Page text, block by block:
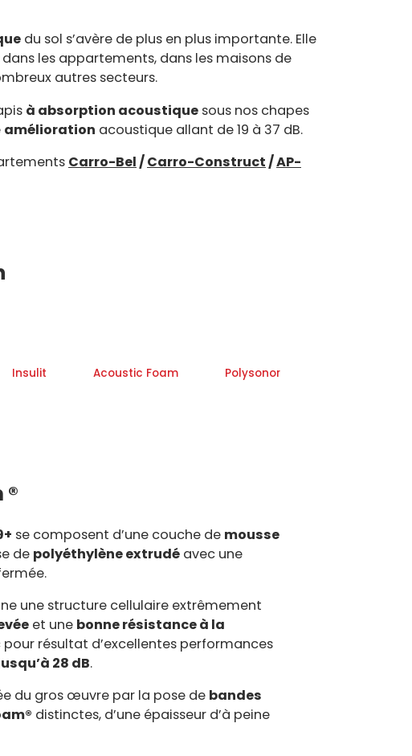
du sol s’avère de plus en plus importante. Elle
les appartements, dans les maisons de
autres secteurs.
à absorption acoustique sous nos chapes
amélioration acoustique allant de 19 à 37 dB.
Carro-Bel/Carro-Construct/AP-
Insulit Acoustic Foam Polysonor
se composent d’une couche de mousse
de polyéthylène extrudé avec une
une structure cellulaire extrêmement
et une bonne résistance à la
pour résultat d’excellentes performances
28 dB.
du gros œuvre par la pose de bandes
distinctes, d’une épaisseur d’à peine